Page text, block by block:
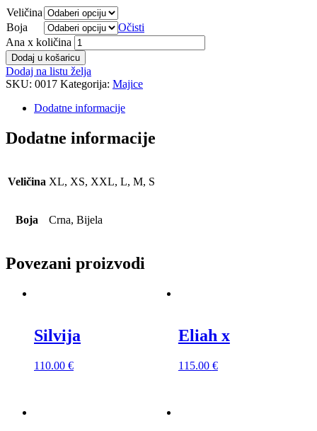
Veličina
Boja
Očisti
Ana x količina
Dodaj u košaricu
Dodaj na listu želja
SKU: 0017 Kategorija: Majice
Dodatne informacije
Dodatne informacije
Veličina XL, XS, XXL, L, M, S
Boja Crna, Bijela
Povezani proizvodi
Silvija
110.00 €
Eliah x
115.00 €